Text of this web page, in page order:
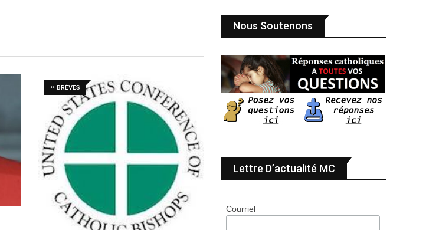
•• BRÈVES
Nous Soutenons
Lettre D’actualité MC
Courriel